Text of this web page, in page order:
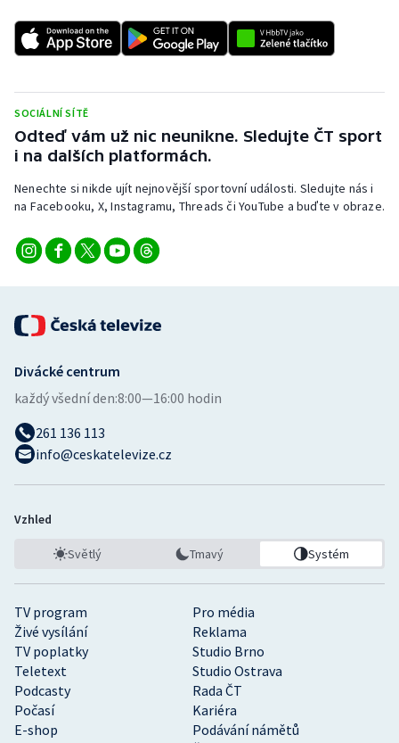
SOCIÁLNÍ SÍTĚ
Odteď vám už nic neunikne. Sledujte ČT sport
i na dalších platformách.
Nenechte si nikde ujít nejnovější sportovní události. Sledujte nás i
na Facebooku, X, Instagramu, Threads či YouTube a buďte v obraze.
TV program
Pro média
Živé vysílání
Reklama
TV poplatky
Studio Brno
Teletext
Studio Ostrava
Podcasty
Rada ČT
Počasí
Kariéra
E-shop
Podávání námětů
Divácké centrum
každý všední den:8:00—16:00 hodin
261 136 113
info@ceskatelevize.cz
Vzhled
Světlý Tmavý Systém